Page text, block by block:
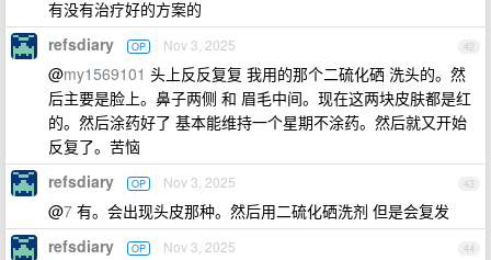
有没有治疗好的方案的
42
refsdiary OP Nov 3, 2025
@my1569101 头上反反复复 我用的那个二硫化硒 洗头的。然
后主要是脸上。鼻子两侧 和 眉毛中间。现在这两块皮肤都是红
的。然后涂药好了 基本能维持一个星期不涂药。然后就又开始
反复了。苦恼
43
refsdiary OP Nov 3, 2025
@7 有。会出现头皮那种。然后用二硫化硒洗剂 但是会复发
44
refsdiary OP Nov 3, 2025